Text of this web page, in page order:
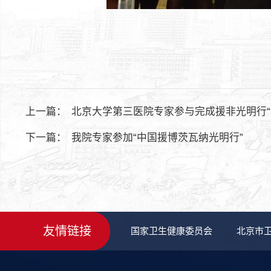
上一篇： 北京大学第三医院专家参与完成援非光明行
下一篇： 我院专家参加“中国援博茨瓦纳光明行”
友情链接 国家卫生健康委员会 北京市